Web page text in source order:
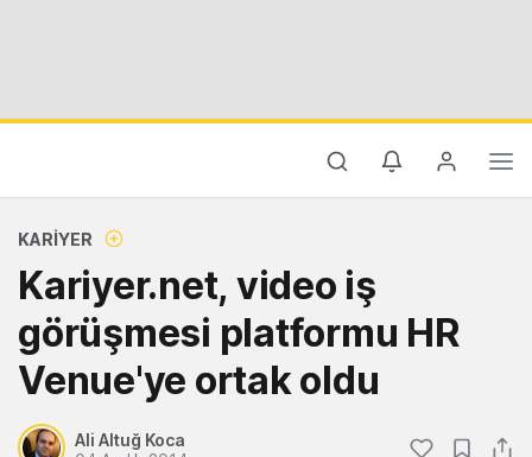
KARIYER
Kariyer.net, video iş
görüşmesi platformu HR
Venue'ye ortak oldu
Ali Altuğ Koca